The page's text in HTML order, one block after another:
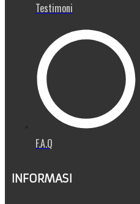
Testimoni
F.A.Q
INFORMASI